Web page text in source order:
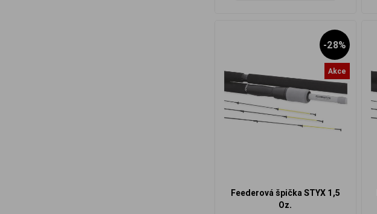
-28%
Akce
Feederová špička STYX 1,5
Oz.